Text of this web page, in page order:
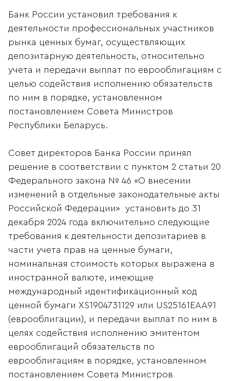
Банк России установил требования к
деятельности профессиональных участников
рынка ценных бумаг, осуществляющих
депозитарную деятельность, относительно
учета и передачи выплат по еврооблигациям с
целью содействия исполнению обязательств
по ним в порядке, установленном
постановлением Совета Министров
Республики Беларусь.
Совет директоров Банка России принял
решение в соответствии с пунктом 2 статьи 20
Федерального закона № 46 «О внесении
изменений в отдельные законодательные акты
Российской Федерации» установить до 31
декабря 2024 года включительно следующие
требования к деятельности депозитариев в
части учета прав на ценные бумаги,
номинальная стоимость которых выражена в
иностранной валюте, имеющие
международный идентификационный код
ценной бумаги XS1904731129 или US25161EАА91
(еврооблигации), и передачи выплат по ним в
целях содействия исполнению эмитентом
еврооблигаций обязательств по
еврооблигациям в порядке, установленном
постановлением Совета Министров